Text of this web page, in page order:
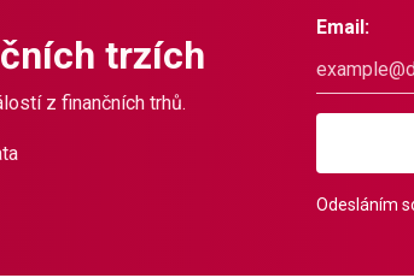
trzích
z finančních trhů.
Email:
Odesláním